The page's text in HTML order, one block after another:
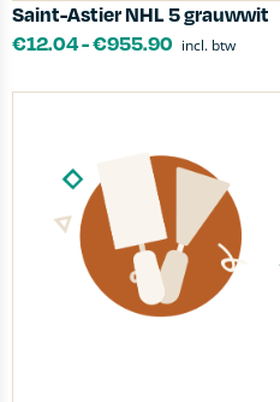
Saint-Astier NHL 5 grauwwit
€12.04-€955.90 incl. btw